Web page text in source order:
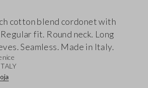
cotton blend cordonet with
fit. Round neck. Long
Seamless. Made in Italy.